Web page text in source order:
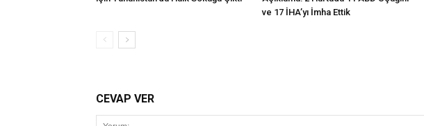
ve 17 İHA’yı İmha Ettik
CEVAP VER